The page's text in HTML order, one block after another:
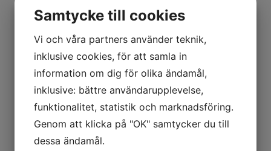
Elhandverktyg
Saxar & Knivar
Hammare & klubbor
Övriga produkter
Övriga verktyg
Visa allt i kategorin
Visa allt i kategorin
Manuella kantmaskiner
Motordrivna kantmaskiner
Retrofit U-Bend styrning
Visa allt i kategorin
Hydraulisk Gradsax
Samtycke till cookies
Vi och våra partners använder teknik,
inklusive cookies, för att samla in
information om dig för olika ändamål,
inklusive: bättre användarupplevelse,
funktionalitet, statistik och marknadsföring.
Genom att klicka på "OK" samtycker du till
dessa ändamål.